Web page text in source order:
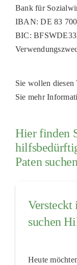
Bank für
IBAN: DE 83
BIC:
Sie wollen diesen
Sie mehr
Hier finden
Paten
suchen
Heute